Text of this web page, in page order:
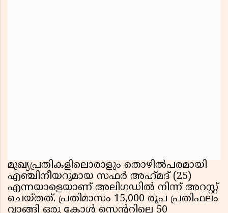
മുഖ്യപ്രതികളിലൊരാളും തൊഴിൽപരമായി
എഞ്ചിനീയറുമായ സഫർ അഹ്‌മദ്‌ (25)
എന്നയാളെയാണ് അലിഗഡിൽ നിന്ന് അറസ്റ്റ്
ചെയ്തത്. പ്രതിമാസം 15,000 രൂപ പ്രതിഫലം
വാങ്ങി ഒരു കോൾ സെന്ററിലെ 50